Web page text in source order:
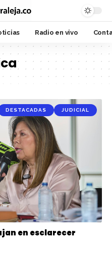
Radio en vivo
DESTACADAS JUDICIAL
en esclarecer